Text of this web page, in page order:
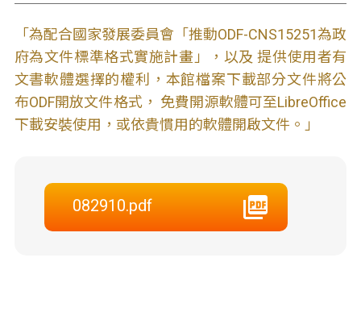
「為配合國家發展委員會「推動ODF-CNS15251為政
府為文件標準格式實施計畫」，以及 提供使用者有
文書軟體選擇的權利，本館檔案下載部分文件將公
布ODF開放文件格式， 免費開源軟體可至LibreOffice
下載安裝使用，或依貴慣用的軟體開啟文件。」
082910.pdf